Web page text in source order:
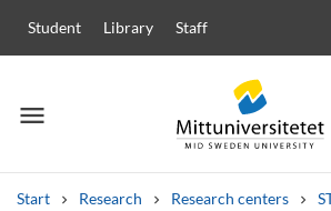
Student Library Staff
menu
Menu
Start Research Research centers